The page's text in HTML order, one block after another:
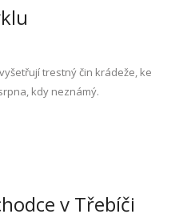
trestný čin krádeže, ke
kdy neznámý.
v Třebíči